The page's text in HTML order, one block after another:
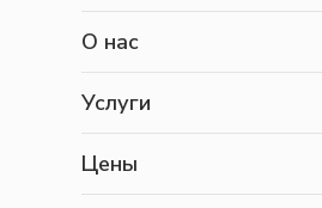
О нас
Услуги
Цены